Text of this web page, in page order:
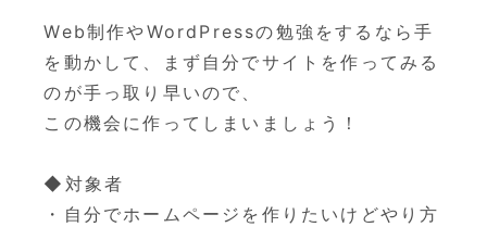
Web制作やWordPressの勉強をするなら手
を動かして、
まず自分でサイトを作ってみる
のが手っ取り早いので、
この機会に作ってしまいましょう！
◆対象者
・自分でホームページを作りたいけどやり方